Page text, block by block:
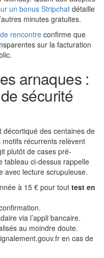
un bonus Stripchat détaille
minutes gratuites.
rencontreconfirme que
sur la facturation
arnaques :
sécurité
des centaines de
motifs récurrents relèvent
plutôt de cases pré-
tableau ci-dessus rappelle
avec lecture scrupuleuse.
à 15 € pour tout test en
via l’appli bancaire.
au moindre doute.
en cas de